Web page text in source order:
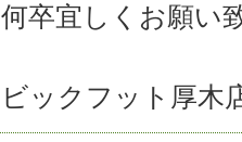
何卒宜しくお願い
ビックフット厚木